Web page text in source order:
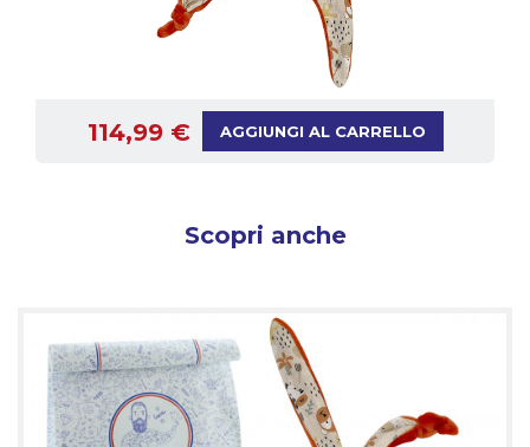
114,99 € AGGIUNGI AL CARRELLO
Scopri anche